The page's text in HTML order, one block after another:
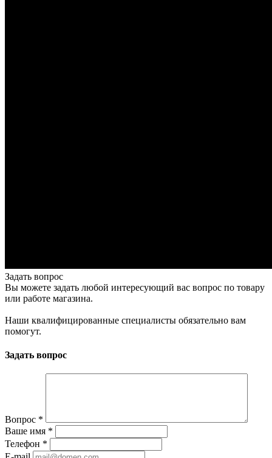
Задать вопрос
Вы можете задать любой интересующий вас вопрос по товару
или работе магазина.
Наши квалифицированные специалисты обязательно вам
помогут.
Задать вопрос
Вопрос *
Ваше имя *
Телефон *